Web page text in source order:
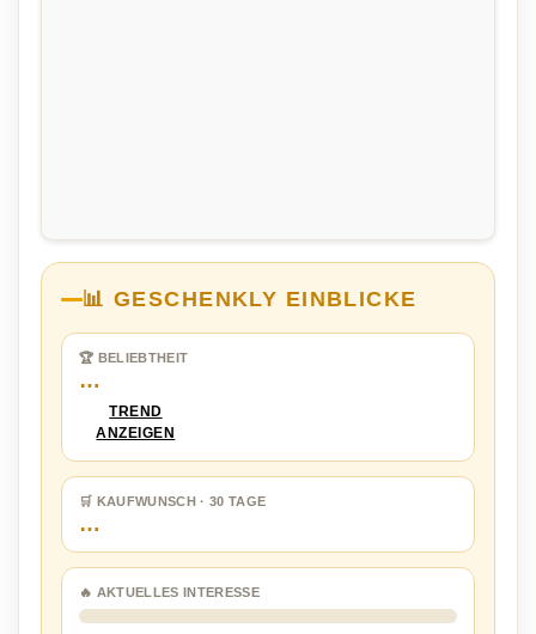
📊 GESCHENKLY EINBLICKE
🏆 BELIEBTHEIT
…
TREND
ANZEIGEN
🛒 KAUFWUNSCH · 30 TAGE
…
🔥 AKTUELLES INTERESSE